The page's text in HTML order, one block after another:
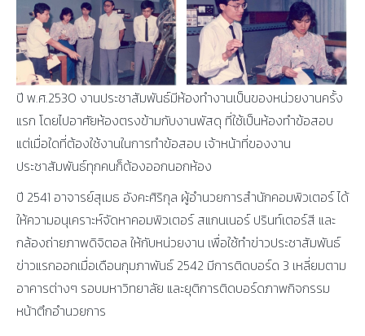
ปี พ.ศ.2530 งานประชาสัมพันธ์มีห้องทำงานเป็นของหน่วยงานครั้ง
แรก โดยไปอาศัยห้องตรงข้ามกับงานพัสดุ ที่ใช้เป็นห้องทำข้อสอบ
แต่เมื่อใดที่ต้องใช้งานในการทำข้อสอบ เจ้าหน้าที่ของงาน
ประชาสัมพันธ์ทุกคนก็ต้องออกนอกห้อง
ปี 2541 อาจารย์สุเมธ อังคะศิริกุล ผู้อำนวยการสำนักคอมพิวเตอร์ ได้
ให้ความอนุเคราะห์จัดหาคอมพิวเตอร์ สแกนเนอร์ ปรินท์เตอร์สี และ
กล้องถ่ายภาพดิจิตอล ให้กับหน่วยงาน เพื่อใช้ทำข่าวประชาสัมพันธ์
ข่าวแรกออกเมื่อเดือนกุมภาพันธ์ 2542 มีการติดบอร์ด 3 เหลี่ยมตาม
อาคารต่างๆ รอบมหาวิทยาลัย และยุติการติดบอร์ดภาพกิจกรรม
หน้าตึกอำนวยการ